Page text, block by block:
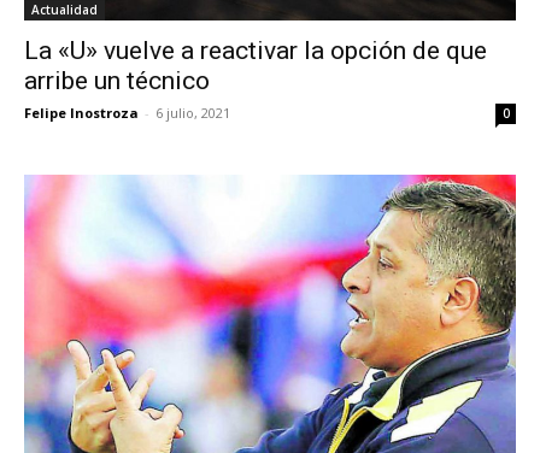
Actualidad
La «U» vuelve a reactivar la opción de que
arribe un técnico
Felipe Inostroza - 6 julio, 2021 0